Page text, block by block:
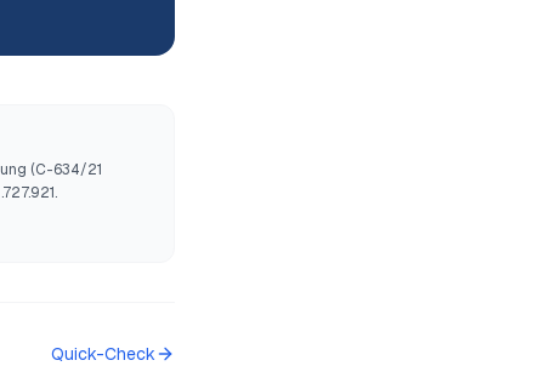
(C-634/21
Quick-Check